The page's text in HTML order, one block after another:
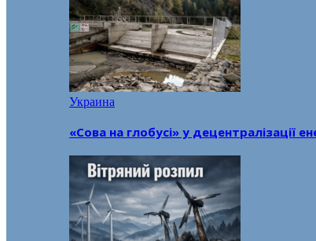
Украина
«Сова на глобусі» у децентралізації